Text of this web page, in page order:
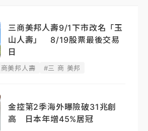
三商美邦人壽9/1下市改名「玉
山人壽」 8/19股票最後交易
日
美邦人壽 #三 商 美邦
金控第2季海外曝險破31兆創
高 日本年增45%居冠